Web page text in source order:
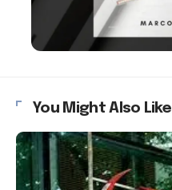
You Might Also Like